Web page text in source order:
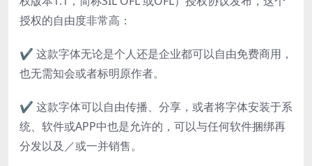
授权的自由度非常高：
✔ 这款字体无论是个人还是企业都可以自由免费商用，
也无需知会或者标明原作者。
✔ 这款字体可以自由传播、分享，或者将字体安装于系
统、软件或APP中也是允许的，可以与任何软件捆绑再
分发以及／或一并销售。